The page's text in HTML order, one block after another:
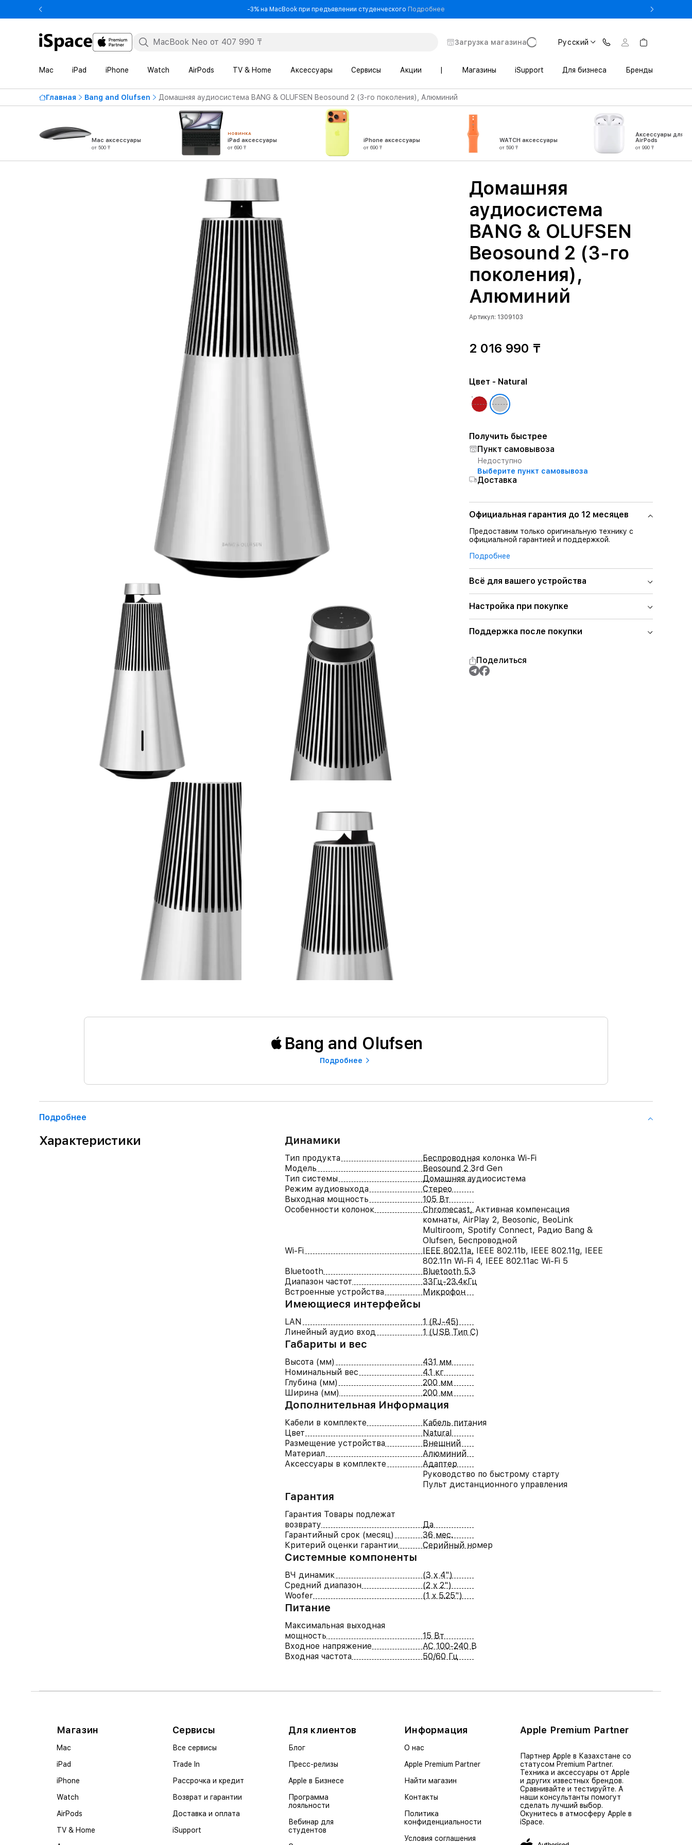
-3% на MacBook при предъявлении студенческого Подробнее
Загрузка магазина Русский
Mac iPad iPhone Watch AirPods TV & Home Аксессуары Сервисы Акции Магазины iSupport Для бизнеса Бренды
Главная Bang and Olufsen Домашняя аудиосистема BANG & OLUFSEN Beosound 2 (3-го поколения), Алюминий
Mac аксессуары
от 500 ₸
НОВИНКА
iPad аксессуары
от 690 ₸
iPhone аксессуары
от 690 ₸
WATCH аксессуары
от 590 ₸
Аксессуары для
AirPods
от 990 ₸
Домашняя
аудиосистема
BANG & OLUFSEN
Beosound 2 (3-го
поколения),
Алюминий
Артикул: 1309103
2 016 990 ₸
Цвет - Natural
Получить быстрее
Пункт самовывоза
Недоступно
Выберите пункт самовывоза
Доставка
Официальная гарантия до 12 месяцев
Предоставим только оригинальную технику с
официальной гарантией и поддержкой.
Подробнее
Всё для вашего устройства
Настройка при покупке
Поддержка после покупки
Поделиться
Bang and Olufsen
Подробнее
Подробнее
Характеристики Динамики
Тип продукта
Беспроводная колонка Wi-Fi
Модель
Beosound 2 3rd Gen
Тип системы
Домашняя аудиосистема
Режим аудиовыхода
Стерео
Выходная мощность
105 Вт
Особенности колонок
Chromecast, Активная компенсация
комнаты, AirPlay 2, Beosonic, BeoLink
Multiroom, Spotify Connect, Радио Bang &
Olufsen, Беспроводной
Wi-Fi
IEEE 802.11a, IEEE 802.11b, IEEE 802.11g, IEEE
802.11n Wi-Fi 4, IEEE 802.11ac Wi-Fi 5
Bluetooth
Bluetooth 5.3
Диапазон частот
33Гц-23.4кГц
Встроенные устройства
Микрофон
Имеющиеся интерфейсы
LAN
1 (RJ-45)
Линейный аудио вход
1 (USB Тип C)
Габариты и вес
Высота (мм)
431 мм
Номинальный вес
4.1 кг
Глубина (мм)
200 мм
Ширина (мм)
200 мм
Дополнительная Информация
Кабели в комплекте
Кабель питания
Цвет
Natural
Размещение устройства
Внешний
Материал
Алюминий
Аксессуары в комплекте
Адаптер
Руководство по быстрому старту
Пульт дистанционного управления
Гарантия
Гарантия Товары подлежат
возврату
Да
Гарантийный срок (месяц)
36 мес.
Критерий оценки гарантии
Серийный номер
Системные компоненты
ВЧ динамик
(3 x 4")
Средний диапазон
(2 x 2")
Woofer
(1 x 5.25")
Питание
Максимальная выходная
мощность
15 Вт
Входное напряжение
AC 100-240 В
Входная частота
50/60 Гц
Магазин
Mac
iPad
iPhone
Watch
AirPods
TV & Home
Сервисы
Все сервисы
Trade In
Рассрочка и кредит
Возврат и гарантии
Доставка и оплата
iSupport
Для клиентов
Блог
Пресс-релизы
Apple в Бизнесе
Программа
лояльности
Вебинар для
студентов
Информация
О нас
Apple Premium Partner
Найти магазин
Контакты
Политика
конфиденциальности
Условия соглашения
Apple Premium Partner
Партнер Apple в Казахстане со
статусом Premium Partner.
Техника и аксессуары от Apple
и других известных брендов.
Сравнивайте и тестируйте. А
наши консультанты помогут
сделать лучший выбор.
Окунитесь в атмосферу Apple в
iSpace.